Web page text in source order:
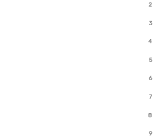
2
3
4
5
6
7
8
9